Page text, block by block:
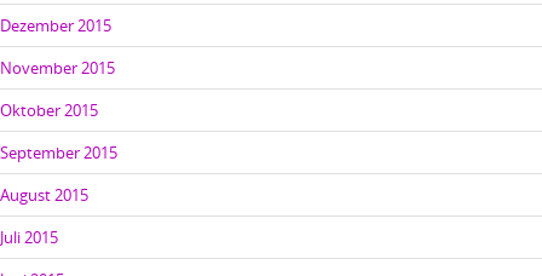
Dezember 2015
November 2015
Oktober 2015
September 2015
August 2015
Juli 2015